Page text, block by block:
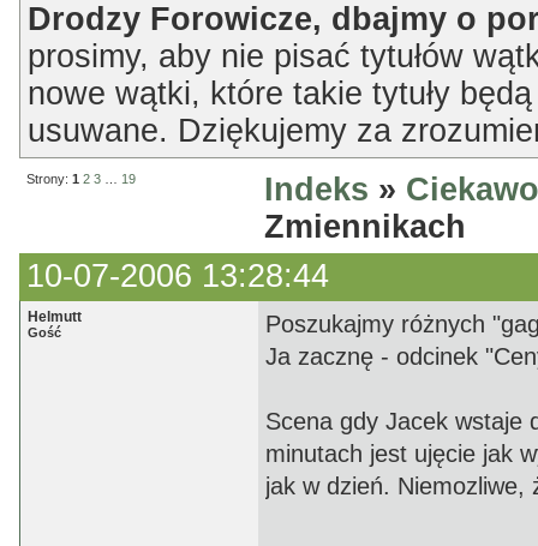
Drodzy Forowicze, dbajmy o
prosimy, aby nie pisać tytułów
nowe wątki, które takie tytuły
usuwane. Dziękujemy za
Strony: 1 2 3 19 Indeks »
Zmiennikach
10-07-2006 13:28:44
Helmutt
Gość
Poszukajmy różnych
Ja zacznę - odcinek
Scena gdy Jacek wstaje
minutach jest ujęcie jak
jak w dzień. Niemozliwe,